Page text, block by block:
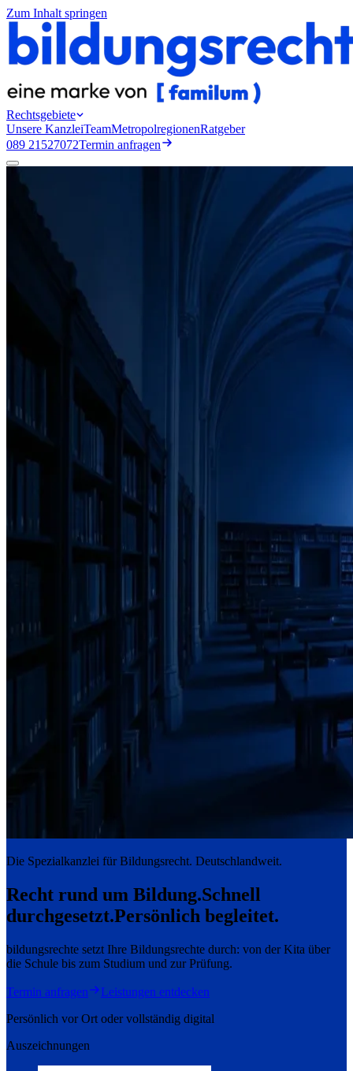
Zum Inhalt springen
Rechtsgebiete
Unsere KanzleiTeamMetropolregionenRatgeber
089 21527072Termin anfragen
Die Spezialkanzlei für Bildungsrecht. Deutschlandweit.
Recht rund um Bildung.Schnell
durchgesetzt.Persönlich begleitet.
bildungsrechte setzt Ihre Bildungsrechte durch: von der Kita über
die Schule bis zum Studium und zur Prüfung.
Termin anfragen
Leistungen entdecken
Persönlich vor Ort oder vollständig digital
Auszeichnungen